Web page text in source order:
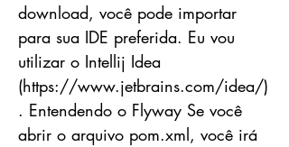
download, você pode importar
para sua IDE preferida. Eu vou
utilizar o Intellij Idea
(https://www.jetbrains.com/idea/)
. Entendendo o Flyway Se você
abrir o arquivo pom.xml, você irá